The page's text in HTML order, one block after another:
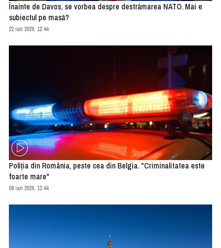
Înainte de Davos, se vorbea despre destrămarea NATO. Mai e
subiectul pe masă?
22 ian 2026, 12:44
Poliţia din România, peste cea din Belgia. "Criminalitatea este
foarte mare"
08 ian 2026, 13:44